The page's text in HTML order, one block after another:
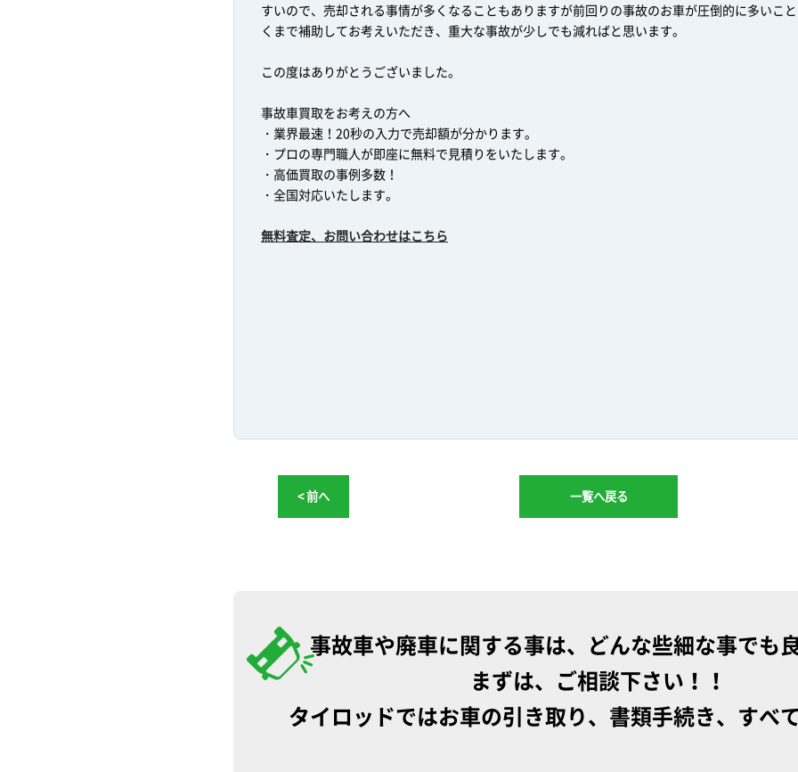
すいので、売却される事情が多くなることもありますが前回りの事故のお車が圧倒的に多いこ
くまで補助してお考えいただき、重大な事故が少しでも減ればと思います。
この度はありがとうございました。
事故車買取をお考えの方へ
・業界最速！20秒の入力で売却額が分かります。
・プロの専門職人が即座に無料で見積りをいたします。
・高価買取の事例多数！
・全国対応いたします。
無料査定、お問い合わせはこちら
< 前へ 一覧へ戻る
事故車や廃車に関する事は、どんな些細な事でも
まずは、ご相談下さい！！
タイロッドではお車の引き取り、書類手続き、すべ